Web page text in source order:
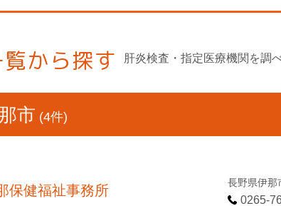
から探す 肝炎検査・指定医療機関を調
市 (4件)
保健福祉事務所 長野県伊那
0265-